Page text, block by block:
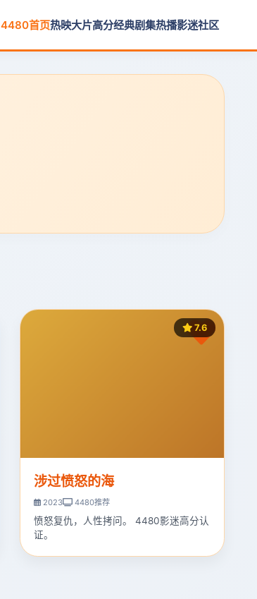
4480首页热映大片高分经典剧集热播影迷社区
7.6
涉过愤怒的海
2023 4480推荐
愤怒复仇，人性拷问。 4480影迷高分认
证。